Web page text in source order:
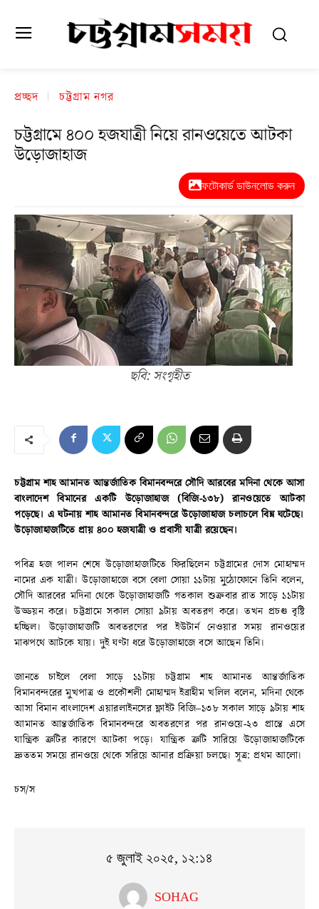
প্রচ্ছদ চট্টগ্রাম নগর
চট্টগ্রামে ৪০০ হজযাত্রী নিয়ে রানওয়েতে আটকা
উড়োজাহাজ
ফটোকার্ড ডাউনলোড করুন
ছবি: সংগৃহীত
চট্টগ্রাম শাহ আমানত আন্তর্জাতিক বিমানবন্দরে সৌদি আরবের মদিনা থেকে আসা
বাংলাদেশ বিমানের একটি উড়োজাহাজ (বিজি-১৩৮) রানওয়েতে আটকা
পড়েছে। এ ঘটনায় শাহ আমানত বিমানবন্দরে উড়োজাহাজ চলাচলে বিঘ্ন ঘটেছে।
উড়োজাহাজটিতে প্রায় ৪০০ হজযাত্রী ও প্রবাসী যাত্রী রয়েছেন।
পবিত্র হজ পালন শেষে উড়োজাহাজটিতে ফিরছিলেন চট্টগ্রামের দোস মোহাম্মদ
নামের এক যাত্রী। উড়োজাহাজে বসে বেলা সোয়া ১১টায় মুঠোফোনে তিনি বলেন,
সৌদি আরবের মদিনা থেকে উড়োজাহাজটি গতকাল শুক্রবার রাত সাড়ে ১১টায়
উড্ডয়ন করে। চট্টগ্রামে সকাল সোয়া ৯টায় অবতরণ করে। তখন প্রচণ্ড বৃষ্টি
হচ্ছিল। উড়োজাহাজটি অবতরণের পর ইউটার্ন নেওয়ার সময় রানওয়ের
মাঝপথে আটকে যায়। দুই ঘণ্টা ধরে উড়োজাহাজে বসে আছেন তিনি।
জানতে চাইলে বেলা সাড়ে ১১টায় চট্টগ্রাম শাহ আমানত আন্তর্জাতিক
বিমানবন্দরের মুখপাত্র ও প্রকৌশলী মোহাম্মদ ইব্রাহীম খলিল বলেন, মদিনা থেকে
আসা বিমান বাংলাদেশ এয়ারলাইনসের ফ্লাইট বিজি–১৩৮ সকাল সাড়ে ৯টায় শাহ
আমানত আন্তর্জাতিক বিমানবন্দরে অবতরণের পর রানওয়ে-২৩ প্রান্তে এসে
যান্ত্রিক ত্রুটির কারণে আটকা পড়ে। যান্ত্রিক ত্রুটি সারিয়ে উড়োজাহাজটিকে
দ্রুততম সময়ে রানওয়ে থেকে সরিয়ে আনার প্রক্রিয়া চলছে। সূত্র: প্রথম আলো।
চস/স
৫ জুলাই ২০২৫, ১২:১৪
SOHAG